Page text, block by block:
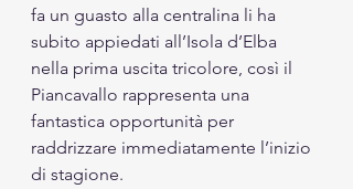
fa un guasto alla centralina li ha
subito appiedati all’Isola d’Elba
nella prima uscita tricolore, così il
Piancavallo rappresenta una
fantastica opportunità per
raddrizzare immediatamente l’inizio
di stagione.